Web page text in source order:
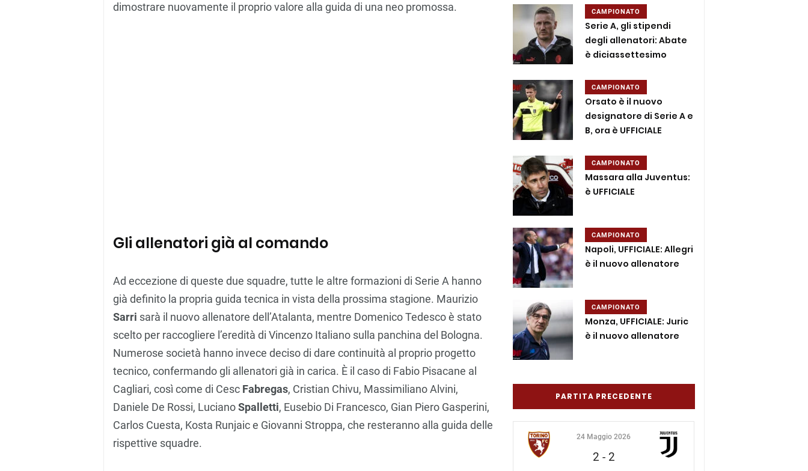
dimostrare nuovamente il proprio valore alla guida di una neo promossa.
Gli allenatori già al comando
Ad eccezione di queste due squadre, tutte le altre formazioni di Serie A hanno
già definito la propria guida tecnica in vista della prossima stagione. Maurizio
Sarri sarà il nuovo allenatore dell’Atalanta, mentre Domenico Tedesco è stato
scelto per raccogliere l’eredità di Vincenzo Italiano sulla panchina del Bologna.
Numerose società hanno invece deciso di dare continuità al proprio progetto
tecnico, confermando gli allenatori già in carica. È il caso di Fabio Pisacane al
Cagliari, così come di Cesc Fabregas, Cristian Chivu, Massimiliano Alvini,
Daniele De Rossi, LucianoSpalletti, Eusebio Di Francesco, Gian Piero Gasperini,
Carlos Cuesta, Kosta Runjaic e Giovanni Stroppa, che resteranno alla guida delle
rispettive squadre.
CAMPIONATO
Serie A, gli stipendi
degli allenatori: Abate
è diciassettesimo
CAMPIONATO
Orsato è il nuovo
designatore di Serie A e
B, ora è UFFICIALE
CAMPIONATO
Massara alla Juventus:
è UFFICIALE
CAMPIONATO
Napoli, UFFICIALE: Allegri
è il nuovo allenatore
CAMPIONATO
Monza, UFFICIALE: Juric
è il nuovo allenatore
PARTITA PRECEDENTE
24 Maggio 2026
2 - 2